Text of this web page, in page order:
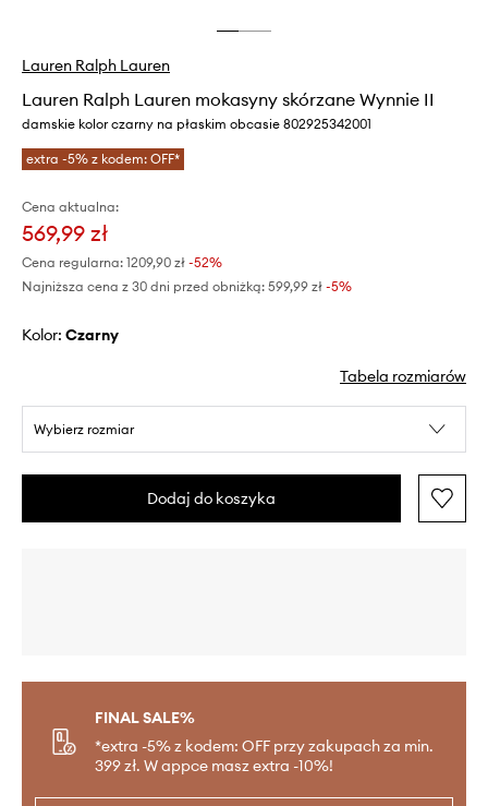
Lauren Ralph Lauren
Lauren Ralph Lauren mokasyny skórzane Wynnie II
damskie kolor czarny na płaskim obcasie 802925342001
extra -5% z kodem: OFF*
Cena aktualna:
569,99 zł
Cena regularna: 1209,90 zł -52%
Najniższa cena z 30 dni przed obniżką: 599,99 zł -5%
Kolor: czarny
Tabela rozmiarów
Wybierz rozmiar
Dodaj do koszyka
FINAL SALE%
*extra -5% z kodem: OFF przy zakupach za min.
399 zł. W appce masz extra -10%!